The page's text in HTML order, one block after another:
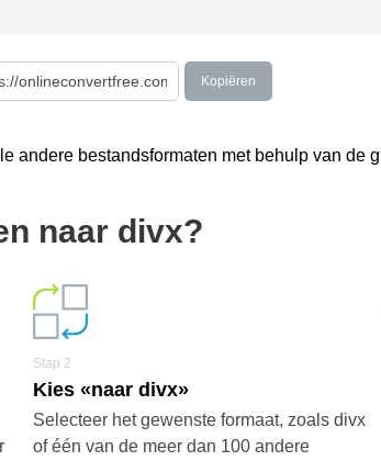
Kopiëren
andere bestandsformaten met behulp van de
naar divx?
Stap 2
Kies «naar divx»
Selecteer het gewenste formaat, zoals divx
of één van de meer dan 100 andere